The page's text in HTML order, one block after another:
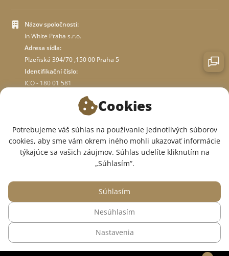
Názov spoločnosti:
In White Praha s.r.o.
Adresa sídla:
Plzeňská 394/70 ,150 00 Praha 5
Identifikační číslo:
ICO - 180 01 581
O OBCHODE
SME V SOCIÁLNYCH SIEŤACH:
© 2015 — 2026, Internetový obchod so zdravotným oblečením InWhite.
Web vytvorilSago Group
Cookies
Potrebujeme váš súhlas na používanie jednotlivých súborov
cookies, aby sme vám okrem iného mohli ukazovať informácie
týkajúce sa vašich záujmov. Súhlas udelíte kliknutím na
„Súhlasím“.
Nastavenia
Nesúhlasím
Súhlasím